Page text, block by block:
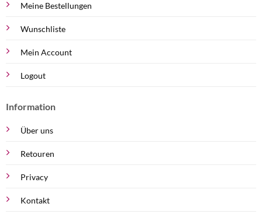
Meine Bestellungen
Wunschliste
Mein Account
Logout
Information
Über uns
Retouren
Privacy
Kontakt